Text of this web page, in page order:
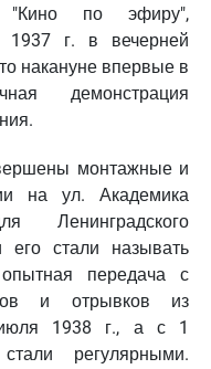
"Кино по эфиру",
1937 г. в вечерней
накануне впервые в
демонстрация
монтажные и
на ул. Академика
Ленинградского
его стали называть
передача с
и отрывков из
июля 1938 г., а с 1
регулярными.